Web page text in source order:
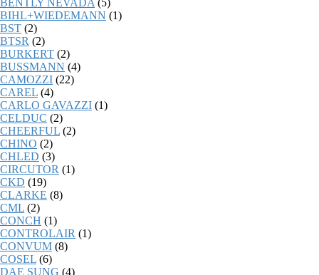
BIHL+WIEDEMANN (1)
BST (2)
BTSR (2)
BURKERT (2)
BUSSMANN (4)
CAMOZZI (22)
CAREL (4)
CARLO GAVAZZI (1)
CELDUC (2)
CHEERFUL (2)
CHINO (2)
CHLED (3)
CIRCUTOR (1)
CKD (19)
CLARKE (8)
CML (2)
CONCH (1)
CONTROLAIR (1)
CONVUM (8)
COSEL (6)
DAE SUNG (4)